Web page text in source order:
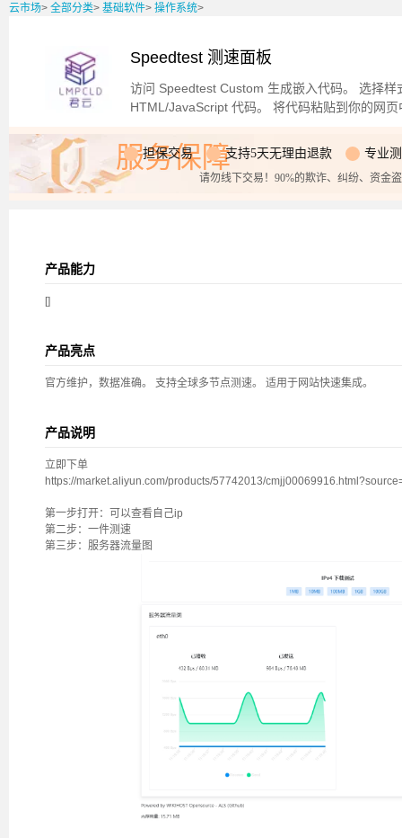
云市场> 全部分类> 基础软件> 操作系统>
Speedtest 测速面板
访问 Speedtest Custom 生成嵌入代码。 选择样
HTML/JavaScript 代码。 将代码粘贴到你的网
服务保障
担保交易 支持5天无理由退款 专业
请勿线下交易！90%的欺诈、纠纷、资金
产品能力
[]
产品亮点
官方维护，数据准确。 支持全球多节点测速。 适用于网站快速集成。
产品说明
立即下单
https://market.aliyun.com/products/57742013/
第一步打开：可以查看自己ip
第二步：一件测速
第三步：服务器流量图